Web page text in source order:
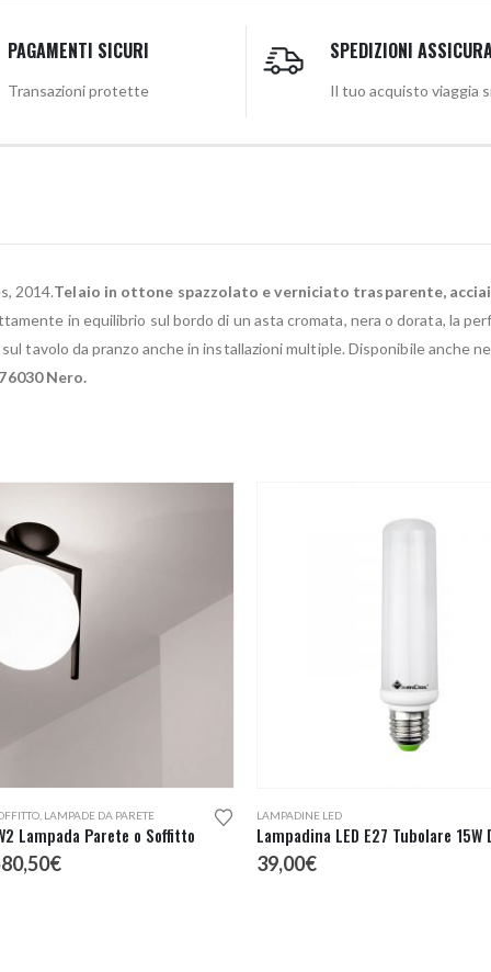
PAGAMENTI SICURI
Transazioni protette
SPEDIZIONI
Il tuo acquisto viaggia
2014.Telaio in ottone spazzolato e verniciato trasparente,
in equilibrio sul bordo di un asta cromata, nera o dorata, la
tavolo da pranzo anche in installazioni multiple. Disponibile anche
Nero.
LAMPADE DA PARETE
Lampada Parete o Soffitto
prezzo
€Il
LAMPADINE LED
39,00€